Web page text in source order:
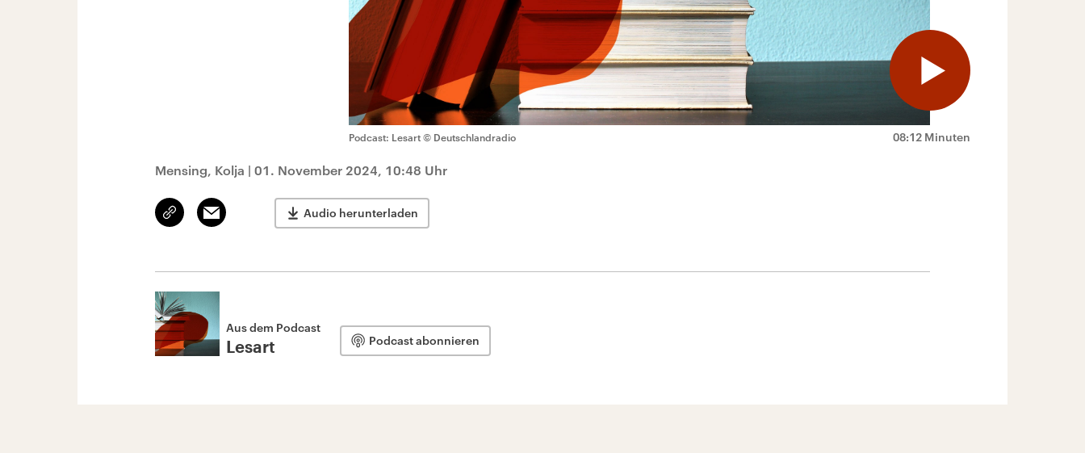
08:12 Minuten
Podcast: Lesart © Deutschlandradio
Mensing, Kolja | 01. November 2024, 10:48 Uhr
Link
kopieren/teilen
Email Audio herunterladen
Aus dem Podcast
Lesart Podcast abonnieren